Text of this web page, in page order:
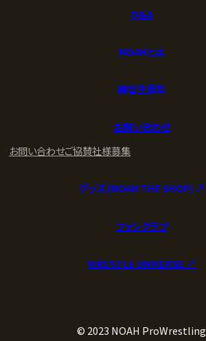
Q&A
NOAHとは
練習生募集
お問い合わせ
お問い合わせご協賛社様募集
グッズ (NOAH THE SHOP) ↗︎
ファンクラブ
WRESTLE UNIVERSE ↗︎
© 2023 NOAH ProWrestling